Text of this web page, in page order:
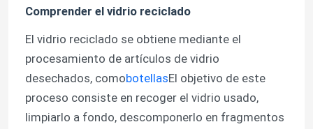
Comprender el vidrio reciclado
El vidrio reciclado se obtiene mediante el
procesamiento de artículos de vidrio
desechados, comobotellasEl objetivo de este
proceso consiste en recoger el vidrio usado,
limpiarlo a fondo, descomponerlo en fragmentos